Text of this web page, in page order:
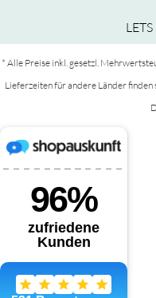
* Alle Preise inkl. gesetzl.
Lieferzeiten für andere Länder finden